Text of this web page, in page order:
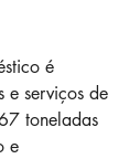
é
e serviços de
toneladas
e